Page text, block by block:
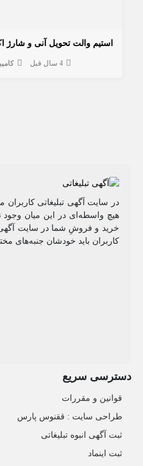
استیم والت تحویل آنی و شارژ
4 سال قبل
در سایت آگهی تبلیغاتی کاربران
هیچ واسطه‌ای در این میان وجود
خرید و فروشِ شما در سایت آگهی
کاربران باید خودشان جنبه‌های
دسترسی سریع
قوانین و مقررات
طراحی سایت : ققنوس پارس
ثبت آگهی انبوه تبلیغاتی
ثبت اینماد